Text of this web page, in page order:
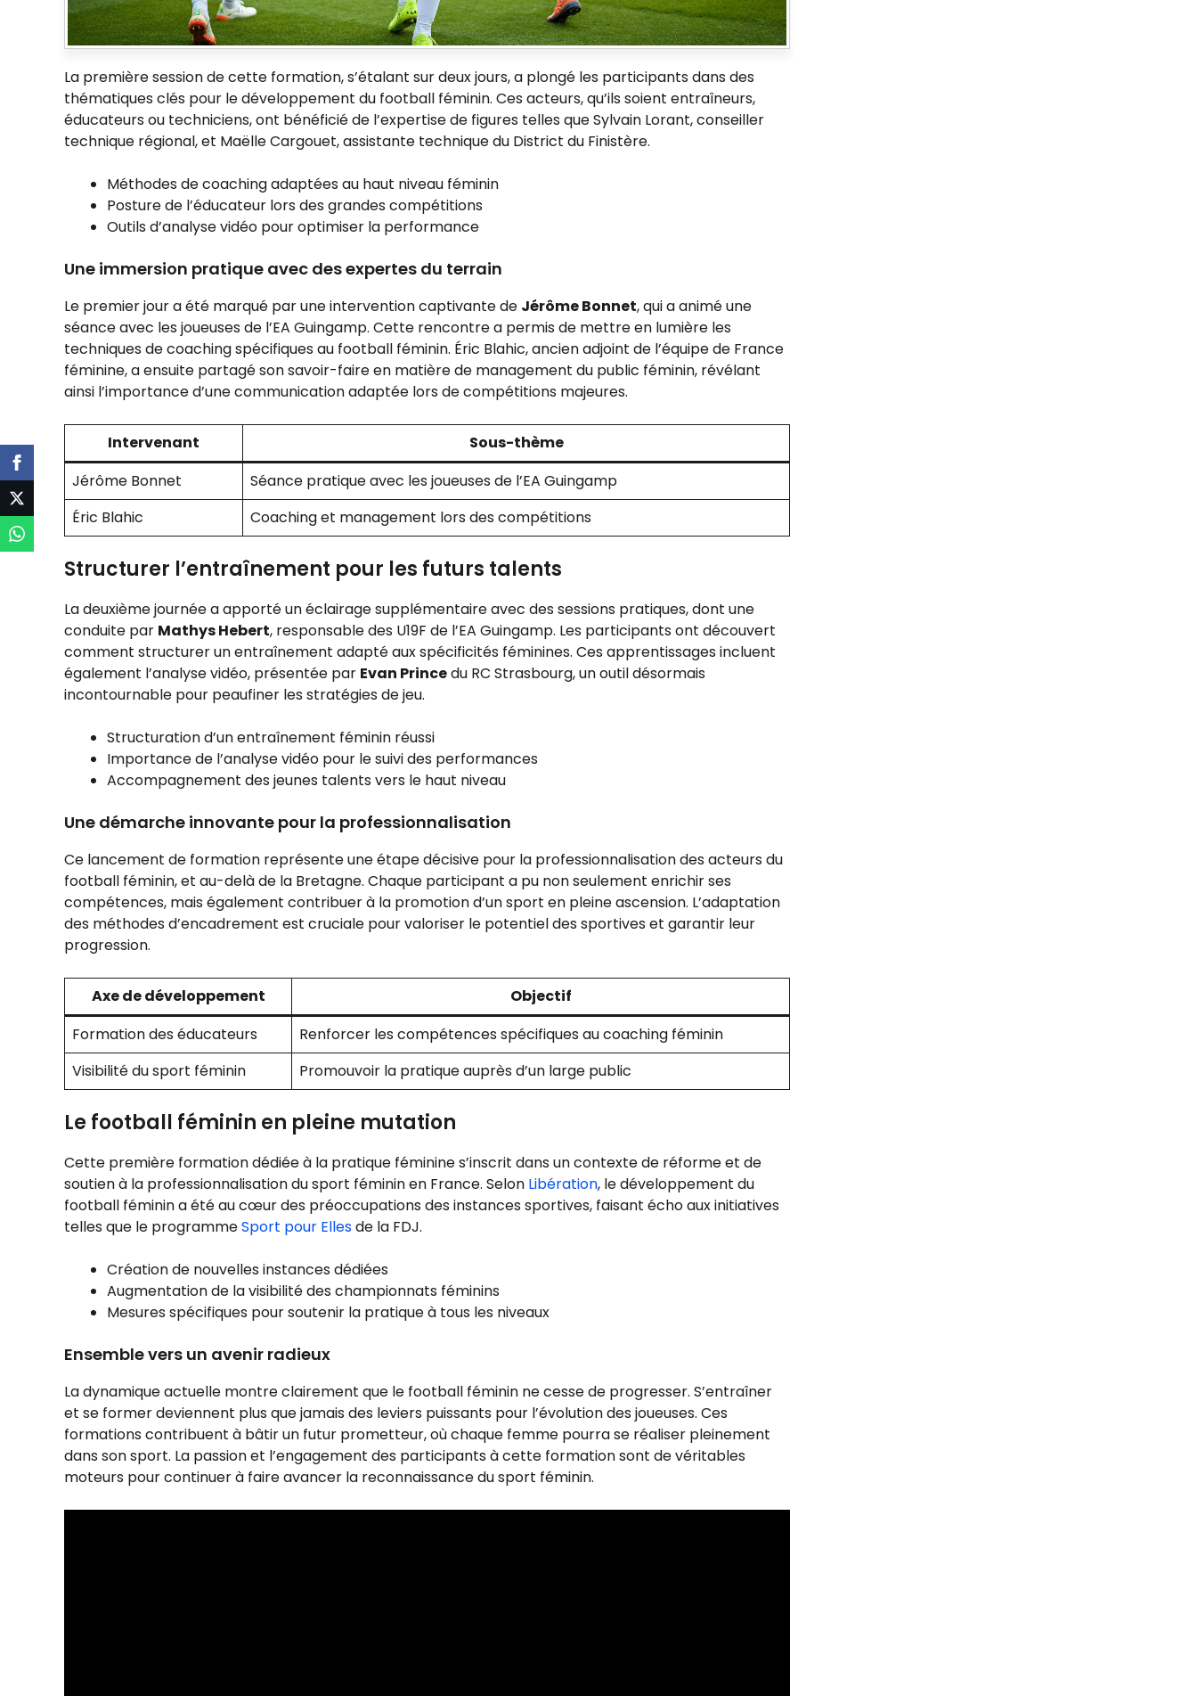
La première session de cette formation, s’étalant sur deux jours, a plongé les participants dans des
thématiques clés pour le développement du football féminin. Ces acteurs, qu’ils soient entraîneurs,
éducateurs ou techniciens, ont bénéficié de l’expertise de figures telles que Sylvain Lorant, conseiller
technique régional, et Maëlle Cargouet, assistante technique du District du Finistère.
Méthodes de coaching adaptées au haut niveau féminin
Posture de l’éducateur lors des grandes compétitions
Outils d’analyse vidéo pour optimiser la performance
Une immersion pratique avec des expertes du terrain
Le premier jour a été marqué par une intervention captivante de Jérôme Bonnet, qui a animé une
séance avec les joueuses de l’EA Guingamp. Cette rencontre a permis de mettre en lumière les
techniques de coaching spécifiques au football féminin. Éric Blahic, ancien adjoint de l’équipe de France
féminine, a ensuite partagé son savoir-faire en matière de management du public féminin, révélant
ainsi l’importance d’une communication adaptée lors de compétitions majeures.
Intervenant
Sous-thème
Jérôme Bonnet
Séance pratique avec les joueuses de l’EA Guingamp
Éric Blahic
Coaching et management lors des compétitions
Structurer l’entraînement pour les futurs talents
La deuxième journée a apporté un éclairage supplémentaire avec des sessions pratiques, dont une
conduite par Mathys Hebert, responsable des U19F de l’EA Guingamp. Les participants ont découvert
comment structurer un entraînement adapté aux spécificités féminines. Ces apprentissages incluent
également l’analyse vidéo, présentée par Evan Princedu RC Strasbourg, un outil désormais
incontournable pour peaufiner les stratégies de jeu.
Structuration d’un entraînement féminin réussi
Importance de l’analyse vidéo pour le suivi des performances
Accompagnement des jeunes talents vers le haut niveau
Une démarche innovante pour la professionnalisation
Ce lancement de formation représente une étape décisive pour la professionnalisation des acteurs du
football féminin, et au-delà de la Bretagne. Chaque participant a pu non seulement enrichir ses
compétences, mais également contribuer à la promotion d’un sport en pleine ascension. L’adaptation
des méthodes d’encadrement est cruciale pour valoriser le potentiel des sportives et garantir leur
progression.
Axe de développement
Objectif
Formation des éducateurs
Renforcer les compétences spécifiques au coaching féminin
Visibilité du sport féminin
Promouvoir la pratique auprès d’un large public
Le football féminin en pleine mutation
Cette première formation dédiée à la pratique féminine s’inscrit dans un contexte de réforme et de
soutien à la professionnalisation du sport féminin en France. Selon Libération, le développement du
football féminin a été au cœur des préoccupations des instances sportives, faisant écho aux initiatives
telles que le programmeSport pour Ellesde la FDJ.
Création de nouvelles instances dédiées
Augmentation de la visibilité des championnats féminins
Mesures spécifiques pour soutenir la pratique à tous les niveaux
Ensemble vers un avenir radieux
La dynamique actuelle montre clairement que le football féminin ne cesse de progresser. S’entraîner
et se former deviennent plus que jamais des leviers puissants pour l’évolution des joueuses. Ces
formations contribuent à bâtir un futur prometteur, où chaque femme pourra se réaliser pleinement
dans son sport. La passion et l’engagement des participants à cette formation sont de véritables
moteurs pour continuer à faire avancer la reconnaissance du sport féminin.